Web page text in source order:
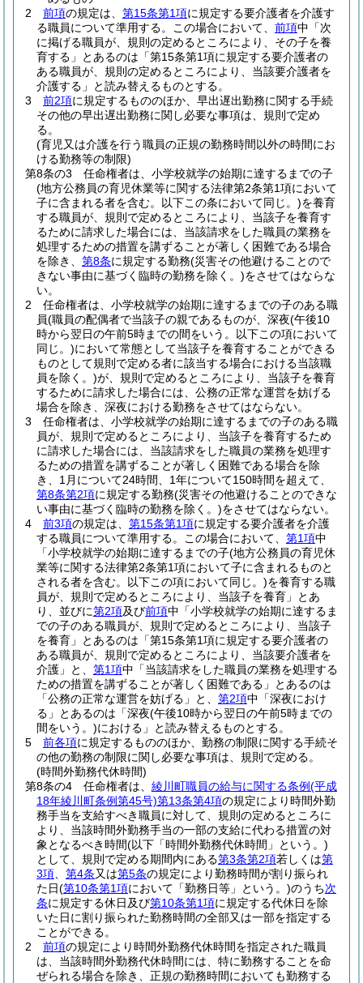
2
前項の規定は、 第15条第1項に規定する要介護者を介護す
る職員について準用する。
この場合において、 前項中「次
に掲げる職員が、規則の定めるところにより、その子を養
育する」とあるのは「第15条第1項に規定する要介護者の
ある職員が、規則の定めるところにより、当該要介護者を
介護する」と読み替えるものとする。
3
前2項に規定するもののほか、早出遅出勤務に関する手続
その他の早出遅出勤務に関し必要な事項は、規則で定め
る。
(育児又は介護を行う職員の正規の勤務時間以外の時間にお
ける勤務等の制限)
第8条の3
任命権者は、小学校就学の始期に達するまでの子
(地方公務員の育児休業等に関する法律第2条第1項において
子に含まれる者を含む。以下この条において同じ。)を養育
する職員が、規則で定めるところにより、当該子を養育す
るために請求した場合には、当該請求をした職員の業務を
処理するための措置を講ずることが著しく困難である場合
を除き、 第8条に規定する勤務(災害その他避けることので
きない事由に基づく臨時の勤務を除く。)をさせてはならな
い。
2
任命権者は、小学校就学の始期に達するまでの子のある職
員(職員の配偶者で当該子の親であるものが、深夜(午後10
時から翌日の午前5時までの間をいう。以下この項において
同じ。)において常態として当該子を養育することができる
ものとして規則で定める者に該当する場合における当該職
員を除く。)が、規則で定めるところにより、当該子を養育
するために請求した場合には、公務の正常な運営を妨げる
場合を除き、深夜における勤務をさせてはならない。
3
任命権者は、小学校就学の始期に達するまでの子のある職
員が、規則で定めるところにより、当該子を養育するため
に請求した場合には、当該請求をした職員の業務を処理す
るための措置を講ずることが著しく困難である場合を除
き、1月について24時間、1年について150時間を超えて、
第8条第2項に規定する勤務(災害その他避けることのできな
い事由に基づく臨時の勤務を除く。)をさせてはならない。
4
前3項の規定は、 第15条第1項に規定する要介護者を介護
する職員について準用する。
この場合において、 第1項中
「小学校就学の始期に達するまでの子(地方公務員の育児休
業等に関する法律第2条第1項において子に含まれるものと
される者を含む。以下この項において同じ。)を養育する職
員が、規則で定めるところにより、当該子を養育」とあ
り、並びに第2項及び前項中「小学校就学の始期に達するま
での子のある職員が、規則で定めるところにより、当該子
を養育」とあるのは「第15条第1項に規定する要介護者の
ある職員が、規則で定めるところにより、当該要介護者を
介護」と、 第1項中「当該請求をした職員の業務を処理する
ための措置を講ずることが著しく困難である」とあるのは
「公務の正常な運営を妨げる」と、 第2項中「深夜におけ
る」とあるのは「深夜(午後10時から翌日の午前5時までの
間をいう。)における」と読み替えるものとする。
5
前各項に規定するもののほか、勤務の制限に関する手続そ
の他の勤務の制限に関し必要な事項は、規則で定める。
(時間外勤務代休時間)
第8条の4
任命権者は、 綾川町職員の給与に関する条例(平成
18年綾川町条例第45号)第13条第4項の規定により時間外勤
務手当を支給すべき職員に対して、規則の定めるところに
より、当該時間外勤務手当の一部の支給に代わる措置の対
象となるべき時間(以下「時間外勤務代休時間」という。)
として、規則で定める期間内にある第3条第2項若しくは第
3項
第4条又は第5条の規定により勤務時間が割り振られ
た日(第10条第1項において「勤務日等」という。)のうち次
条に規定する休日及び第10条第1項に規定する代休日を除
いた日に割り振られた勤務時間の全部又は一部を指定する
ことができる。
2
前項の規定により時間外勤務代休時間を指定された職員
は、当該時間外勤務代休時間には、特に勤務することを命
ぜられる場合を除き、正規の勤務時間においても勤務する